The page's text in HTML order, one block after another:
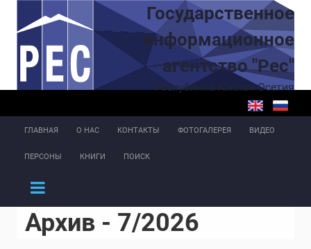
Перейти к основному содержаниюГосударственное
информационное
агентство "Рес"
Республика Южная Осетия
ГЛАВНАЯ О НАС КОНТАКТЫ ФОТОГАЛЕРЕЯ ВИДЕО
ПЕРСОНЫ КНИГИ ПОИСК
Архив - 7/2026